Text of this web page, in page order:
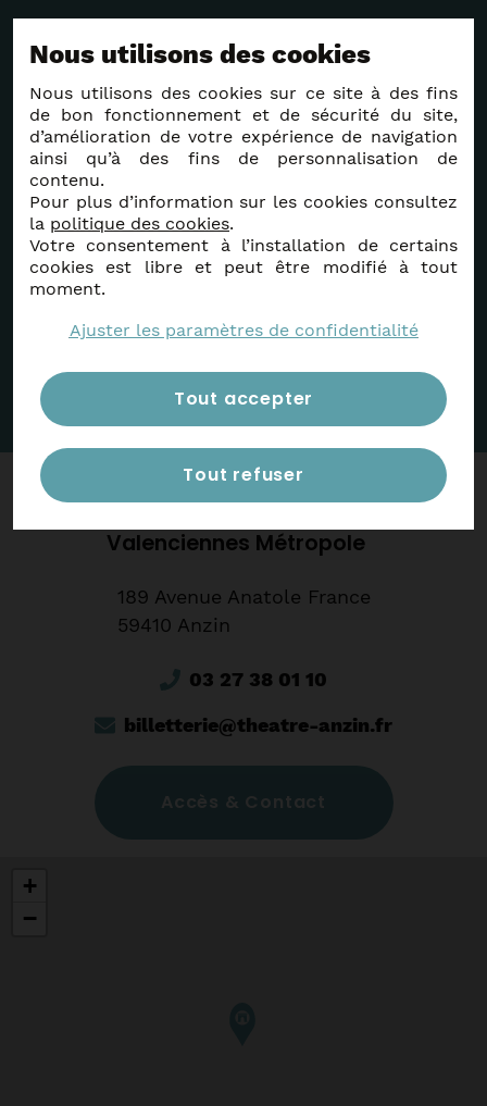
Newsletter
pour vous envoyer des informations sur le théâtre
d’Anzin. Vous pouvez à tout moment utiliser le lien de
désabonnement intégré dans la newsletter.
E-
mail *
RGPD *
En soumettant ce formulaire, j'accepte que les
informations saisies dans ce formulaire soient
utilisées pour permettre de me recontacter.
M'inscrire
Théâtre d'Anzin
Valenciennes Métropole
189 Avenue Anatole France
59410 Anzin
03 27 38 01 10
billetterie@theatre-anzin.fr
Accès & Contact
+
−
Nous utilisons des cookies
Nous utilisons des cookies sur ce site à des fins
de bon fonctionnement et de sécurité du site,
d’amélioration de votre expérience de navigation
ainsi qu’à des fins de personnalisation de
contenu.
Pour plus d’information sur les cookies consultez
la politique des cookies.
Votre consentement à l’installation de certains
cookies est libre et peut être modifié à tout
moment.
Ajuster les paramètres de confidentialité